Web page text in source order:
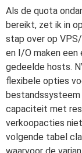
Als de quota
bereikt, zet ik in
stap over op VPS/
en I/O maken een
gedeelde hosts.
flexibele opties
capaciteit met
verkoopacties
volgende tabel